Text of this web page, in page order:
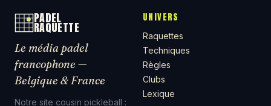
PADEL
RAQUETTE
Le média padel
francophone —
Belgique & France
Notre site cousin pickleball :
UNIVERS
Raquettes
Techniques
Règles
Clubs
Lexique